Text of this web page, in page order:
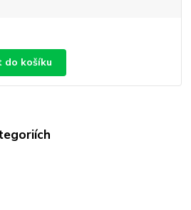
do košíku